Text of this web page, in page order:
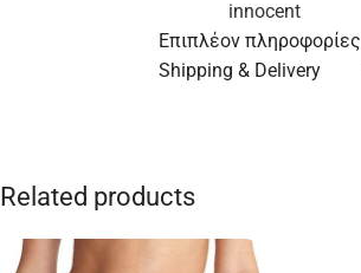
innocent
Επιπλέον πληροφορίες
Shipping & Delivery
Related products